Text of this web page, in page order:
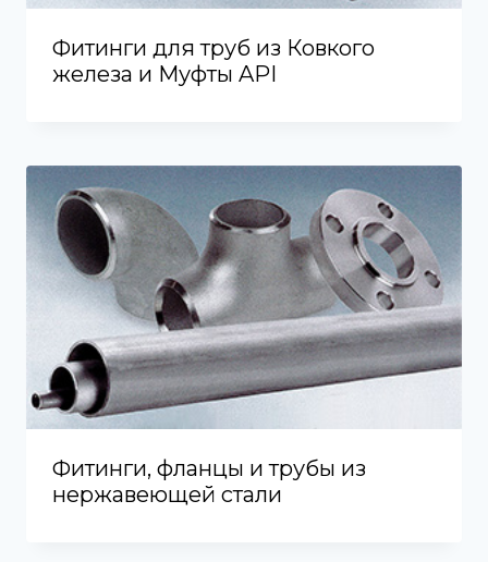
Фитинги для труб из Ковкого
железа и Муфты API
Фитинги, фланцы и трубы из
нержавеющей стали